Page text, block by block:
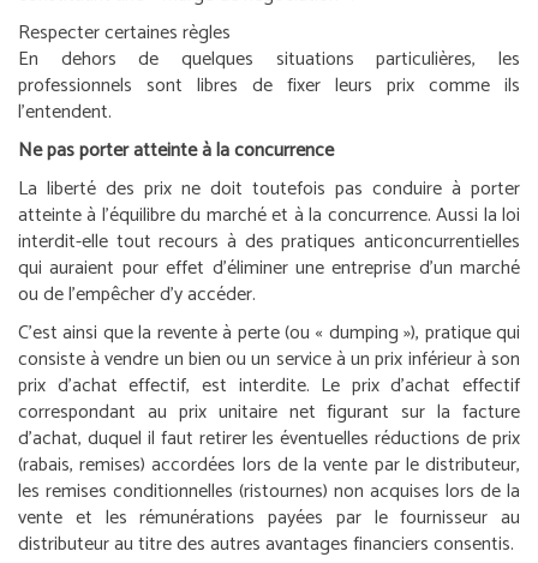
Respecter certaines règles
En dehors de quelques situations particulières, les
professionnels sont libres de fixer leurs prix comme ils
l’entendent.
Ne pas porter atteinte à la concurrence
La liberté des prix ne doit toutefois pas conduire à porter
atteinte à l’équilibre du marché et à la concurrence. Aussi la loi
interdit-elle tout recours à des pratiques anticoncurrentielles
qui auraient pour effet d’éliminer une entreprise d’un marché
ou de l’empêcher d’y accéder.
C’est ainsi que la revente à perte (ou « dumping »), pratique qui
consiste à vendre un bien ou un service à un prix inférieur à son
prix d’achat effectif, est interdite. Le prix d’achat effectif
correspondant au prix unitaire net figurant sur la facture
d’achat, duquel il faut retirer les éventuelles réductions de prix
(rabais, remises) accordées lors de la vente par le distributeur,
les remises conditionnelles (ristournes) non acquises lors de la
vente et les rémunérations payées par le fournisseur au
distributeur au titre des autres avantages financiers consentis.